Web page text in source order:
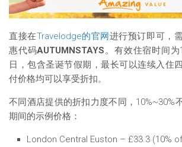
直接在Travelodge的官网进行预订即可，
惠代码AUTUMNSTAYS 。有效住宿时间
日，包含圣诞节假期，最长可以连续入住
付价格均可以享受折扣。
不同酒店提供的折扣力度不同，10%~30%
期间的示例价格：
London Central Euston – £33.3 (10%